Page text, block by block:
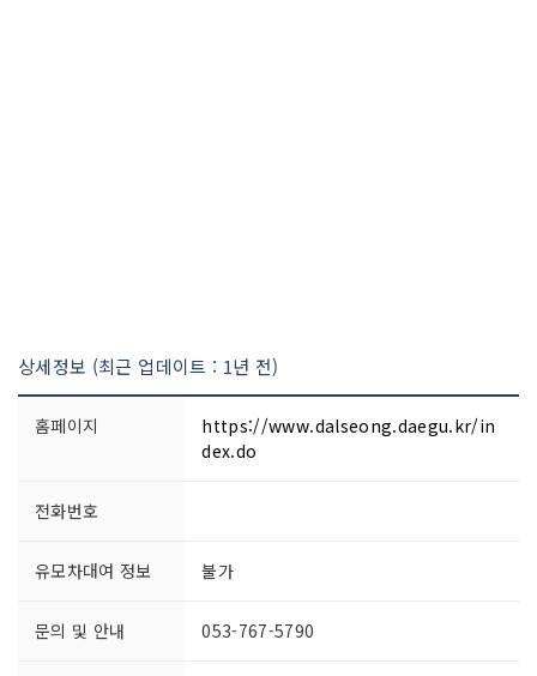
상세정보 (최근 업데이트 : 1년 전)
홈페이지
https://www.dalseong.daegu.kr/in
dex.do
전화번호
유모차대여 정보 불가
문의 및 안내 053-767-5790